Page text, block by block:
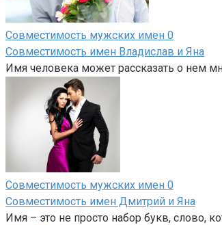
Совместимость мужских имен 0
Совместимость имен Владислав и Яна
Имя человека может рассказать о нем
Совместимость мужских имен 0
Совместимость имен Дмитрий и Яна
Имя – это не просто набор букв, слово,